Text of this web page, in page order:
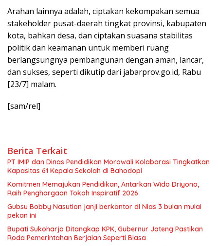
Arahan lainnya adalah, ciptakan kekompakan semua
stakeholder pusat-daerah tingkat provinsi, kabupaten
kota, bahkan desa, dan ciptakan suasana stabilitas
politik dan keamanan untuk memberi ruang
berlangsungnya pembangunan dengan aman, lancar,
dan sukses, seperti dikutip dari jabarprov.go.id, Rabu
[23/7] malam.
[sam/rel]
Berita Terkait
PT IMIP dan Dinas Pendidikan Morowali Kolaborasi Tingkatkan
Kapasitas 61 Kepala Sekolah di Bahodopi
Komitmen Memajukan Pendidikan, Antarkan Wido Driyono,
Raih Penghargaan Tokoh Inspiratif 2026
Gubsu Bobby Nasution janji berkantor di Nias 3 bulan mulai
pekan ini
Bupati Sukoharjo Ditangkap KPK, Gubernur Jateng Pastikan
Roda Pemerintahan Berjalan Seperti Biasa